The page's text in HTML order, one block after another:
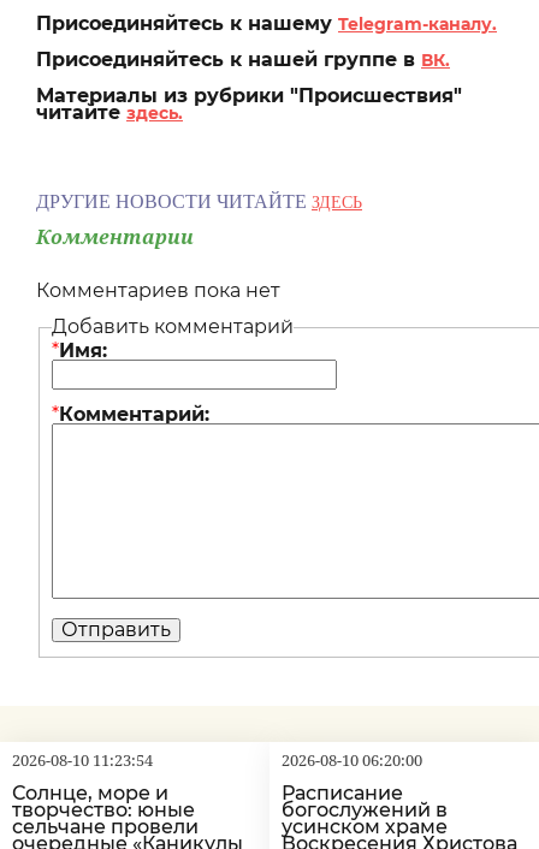
Присоединяйтесь к нашему Telegram-каналу.
Присоединяйтесь к нашей группе в ВК.
Материалы из рубрики "Происшествия"
читайте здесь.
ДРУГИЕ НОВОСТИ ЧИТАЙТЕ ЗДЕСЬ
Комментарии
Комментариев пока нет
Добавить комментарий
*Имя:
*Комментарий:
2026-08-10 11:23:54
Солнце, море и
творчество: юные
сельчане провели
очередные «Каникулы
2026-08-10 06:20:00
Расписание
богослужений в
усинском храме
Воскресения Христова